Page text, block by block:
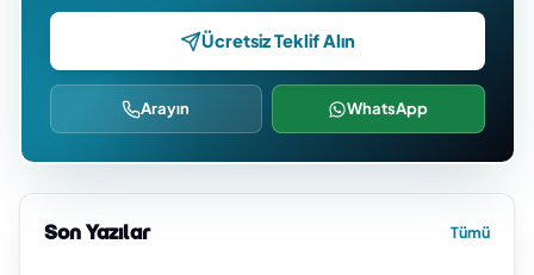
Ücretsiz Teklif Alın
Arayın WhatsApp
Son Yazılar Tümü